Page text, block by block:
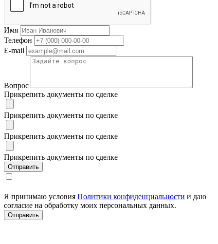
Имя
Телефон
E-mail
Вопрос
Прикрепить документы по сделке
Прикрепить документы по сделке
Прикрепить документы по сделке
Прикрепить документы по сделке
Я принимаю условия Политики конфиденциальности и даю
согласие на обработку моих персональных данных.